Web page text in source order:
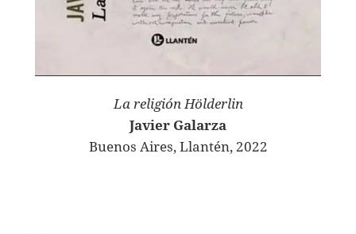
La religión Hölderlin
Javier Galarza
Buenos Aires, Llantén, 2022